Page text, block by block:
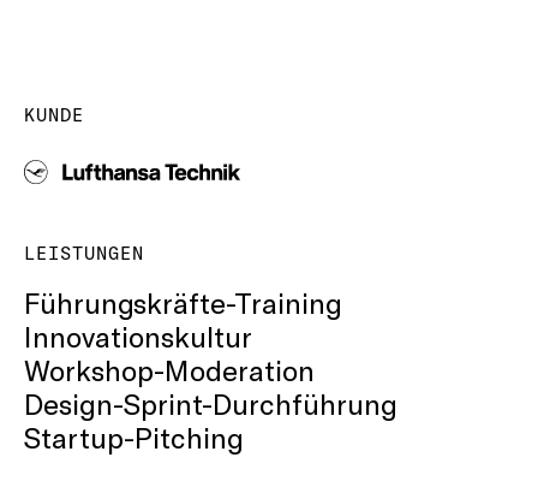
KUNDE
LEISTUNGEN
Führungskräfte-Training
Innovationskultur
Workshop-Moderation
Design-Sprint-Durchführung
Startup-Pitching